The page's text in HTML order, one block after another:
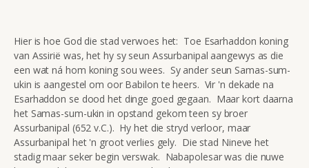
Hier is hoe God die stad verwoes het: Toe Esarhaddon koning
van Assirië was, het hy sy seun Assurbanipal aangewys as die
een wat ná hom koning sou wees. Sy ander seun Samas-sum-
ukin is aangestel om oor Babilon te heers. Vir 'n dekade na
Esarhaddon se dood het dinge goed gegaan. Maar kort daarna
het Samas-sum-ukin in opstand gekom teen sy broer
Assurbanipal (652 v.C.). Hy het die stryd verloor, maar
Assurbanipal het 'n groot verlies gely. Die stad Nineve het
stadig maar seker begin verswak. Nabapolesar was die nuwe